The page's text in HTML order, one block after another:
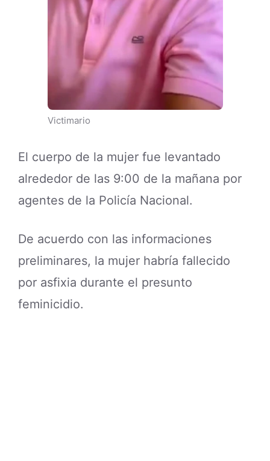
Victimario
El cuerpo de la mujer fue levantado
alrededor de las 9:00 de la mañana por
agentes de la Policía Nacional.
De acuerdo con las informaciones
preliminares, la mujer habría fallecido
por asfixia durante el presunto
feminicidio.